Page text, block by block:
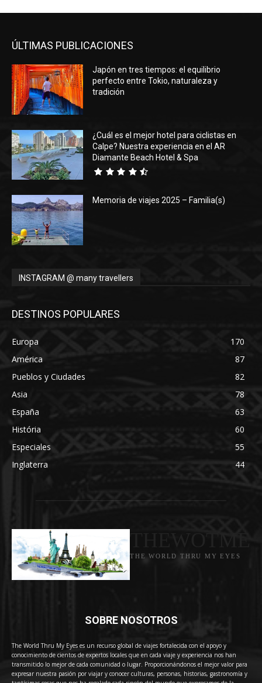
ÚLTIMAS PUBLICACIONES
Japón en tres tiempos: el equilibrio
perfecto entre Tokio, naturaleza y
tradición
¿Cuál es el mejor hotel para ciclistas en
Calpe? Nuestra experiencia en el AR
Diamante Beach Hotel & Spa
Memoria de viajes 2025 – Familia(s)
INSTAGRAM @ many travellers
DESTINOS POPULARES
Europa
170
América
87
Pueblos y Ciudades
82
Asia
78
España
63
História
60
Especiales
55
Inglaterra
44
THE WORLD THRU MY EYES
SOBRE NOSOTROS
The World Thru My Eyes es un recurso global de viajes fortalecida con el apoyo y
conocimiento de cientos de expertos locales que en cada viaje y experiencia nos han
transmitido lo mejor de cada comunidad o lugar. Proporcionándonos el mejor valor para
expresar nuestra pasión por viajar y conocer culturas, personas, historias, gastronomía y